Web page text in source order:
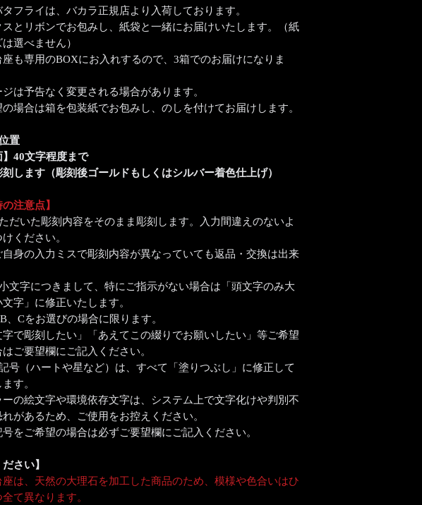
フライは、バカラ正規店より入荷しております。
スとリボンでお包みし、紙袋と一緒にお届けいたします。（紙
選べません）
も専用のBOXにお入れするので、3箱でのお届けになりま
は予告なく変更される場合があります。
場合は箱を包装紙でお包みし、のしを付けてお届けします。
置
】40文字程度まで
します（彫刻後ゴールドもしくはシルバー着色仕上げ）
の注意点】
だいた彫刻内容をそのまま彫刻します。入力間違えのないよ
ください。
身の入力ミスで彫刻内容が異なっていても返品・交換は出来
文字につきまして、特にご指示がない場合は「頭文字のみ大
字」に修正いたします。
Cをお選びの場合に限ります。
字で彫刻したい」「あえてこの綴りでお願いしたい」等ご希望
ご要望欄にご記入ください。
号（ハートや星など）は、すべて「塗りつぶし」に修正して
す。
ーの絵文字や環境依存文字は、システム上で文字化けや判別不
があるため、ご使用をお控えください。
をご希望の場合は必ずご要望欄にご記入ください。
さい】
は、天然の大理石を加工した商品のため、模様や色合いはひ
て異なります。